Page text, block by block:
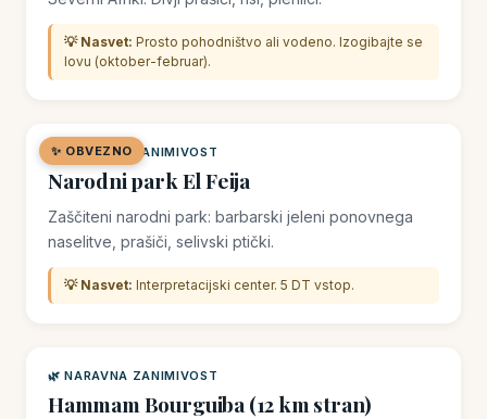
💡 Nasvet: Prosto pohodništvo ali vodeno. Izogibajte se
lovu (oktober-februar).
✨ OBVEZNO
🌿 NARAVNA ZANIMIVOST
Narodni park El Feija
Zaščiteni narodni park: barbarski jeleni ponovnega
naselitve, prašiči, selivski ptički.
💡 Nasvet: Interpretacijski center. 5 DT vstop.
🌿 NARAVNA ZANIMIVOST
Hammam Bourguiba (12 km stran)